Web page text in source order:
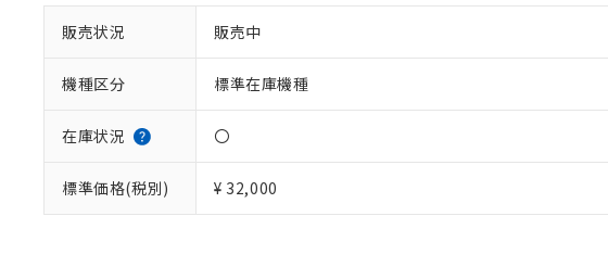
販売状況 販売中
機種区分 標準在庫機種
在庫状況 〇
標準価格(税別) ¥ 32,000